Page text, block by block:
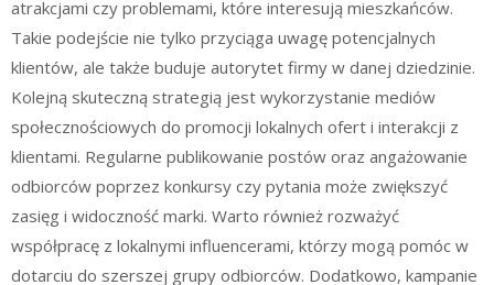
atrakcjami czy problemami, które interesują mieszkańców.
Takie podejście nie tylko przyciąga uwagę potencjalnych
klientów, ale także buduje autorytet firmy w danej dziedzinie.
Kolejną skuteczną strategią jest wykorzystanie mediów
społecznościowych do promocji lokalnych ofert i interakcji z
klientami. Regularne publikowanie postów oraz angażowanie
odbiorców poprzez konkursy czy pytania może zwiększyć
zasięg i widoczność marki. Warto również rozważyć
współpracę z lokalnymi influencerami, którzy mogą pomóc w
dotarciu do szerszej grupy odbiorców. Dodatkowo, kampanie